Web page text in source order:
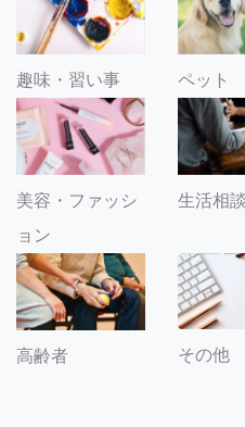
趣味・習い事 ペット
美容・ファッシ
ョン
生活相談
高齢者 その他